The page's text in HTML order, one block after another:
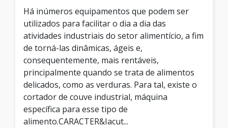
Há inúmeros equipamentos que podem ser
utilizados para facilitar o dia a dia das
atividades industriais do setor alimentício, a fim
de torná-las dinâmicas, ágeis e,
consequentemente, mais rentáveis,
principalmente quando se trata de alimentos
delicados, como as verduras. Para tal, existe o
cortador de couve industrial, máquina
específica para esse tipo de
alimento.CARACTER&Iacut...